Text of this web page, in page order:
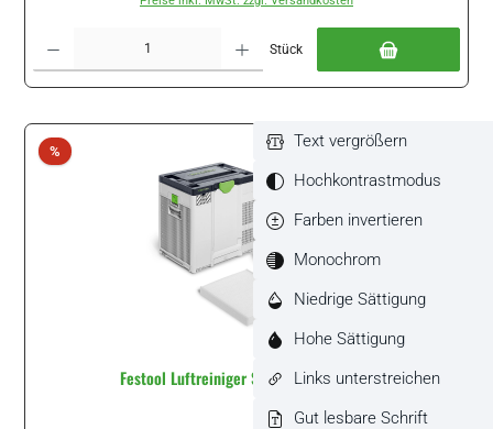
Stück
%Rabatt
Festool Luftreiniger SYS-AIR H #577789
Text vergrößern
Hochkontrastmodus
Farben invertieren
Monochrom
Niedrige Sättigung
Hohe Sättigung
Links unterstreichen
Gut lesbare Schrift